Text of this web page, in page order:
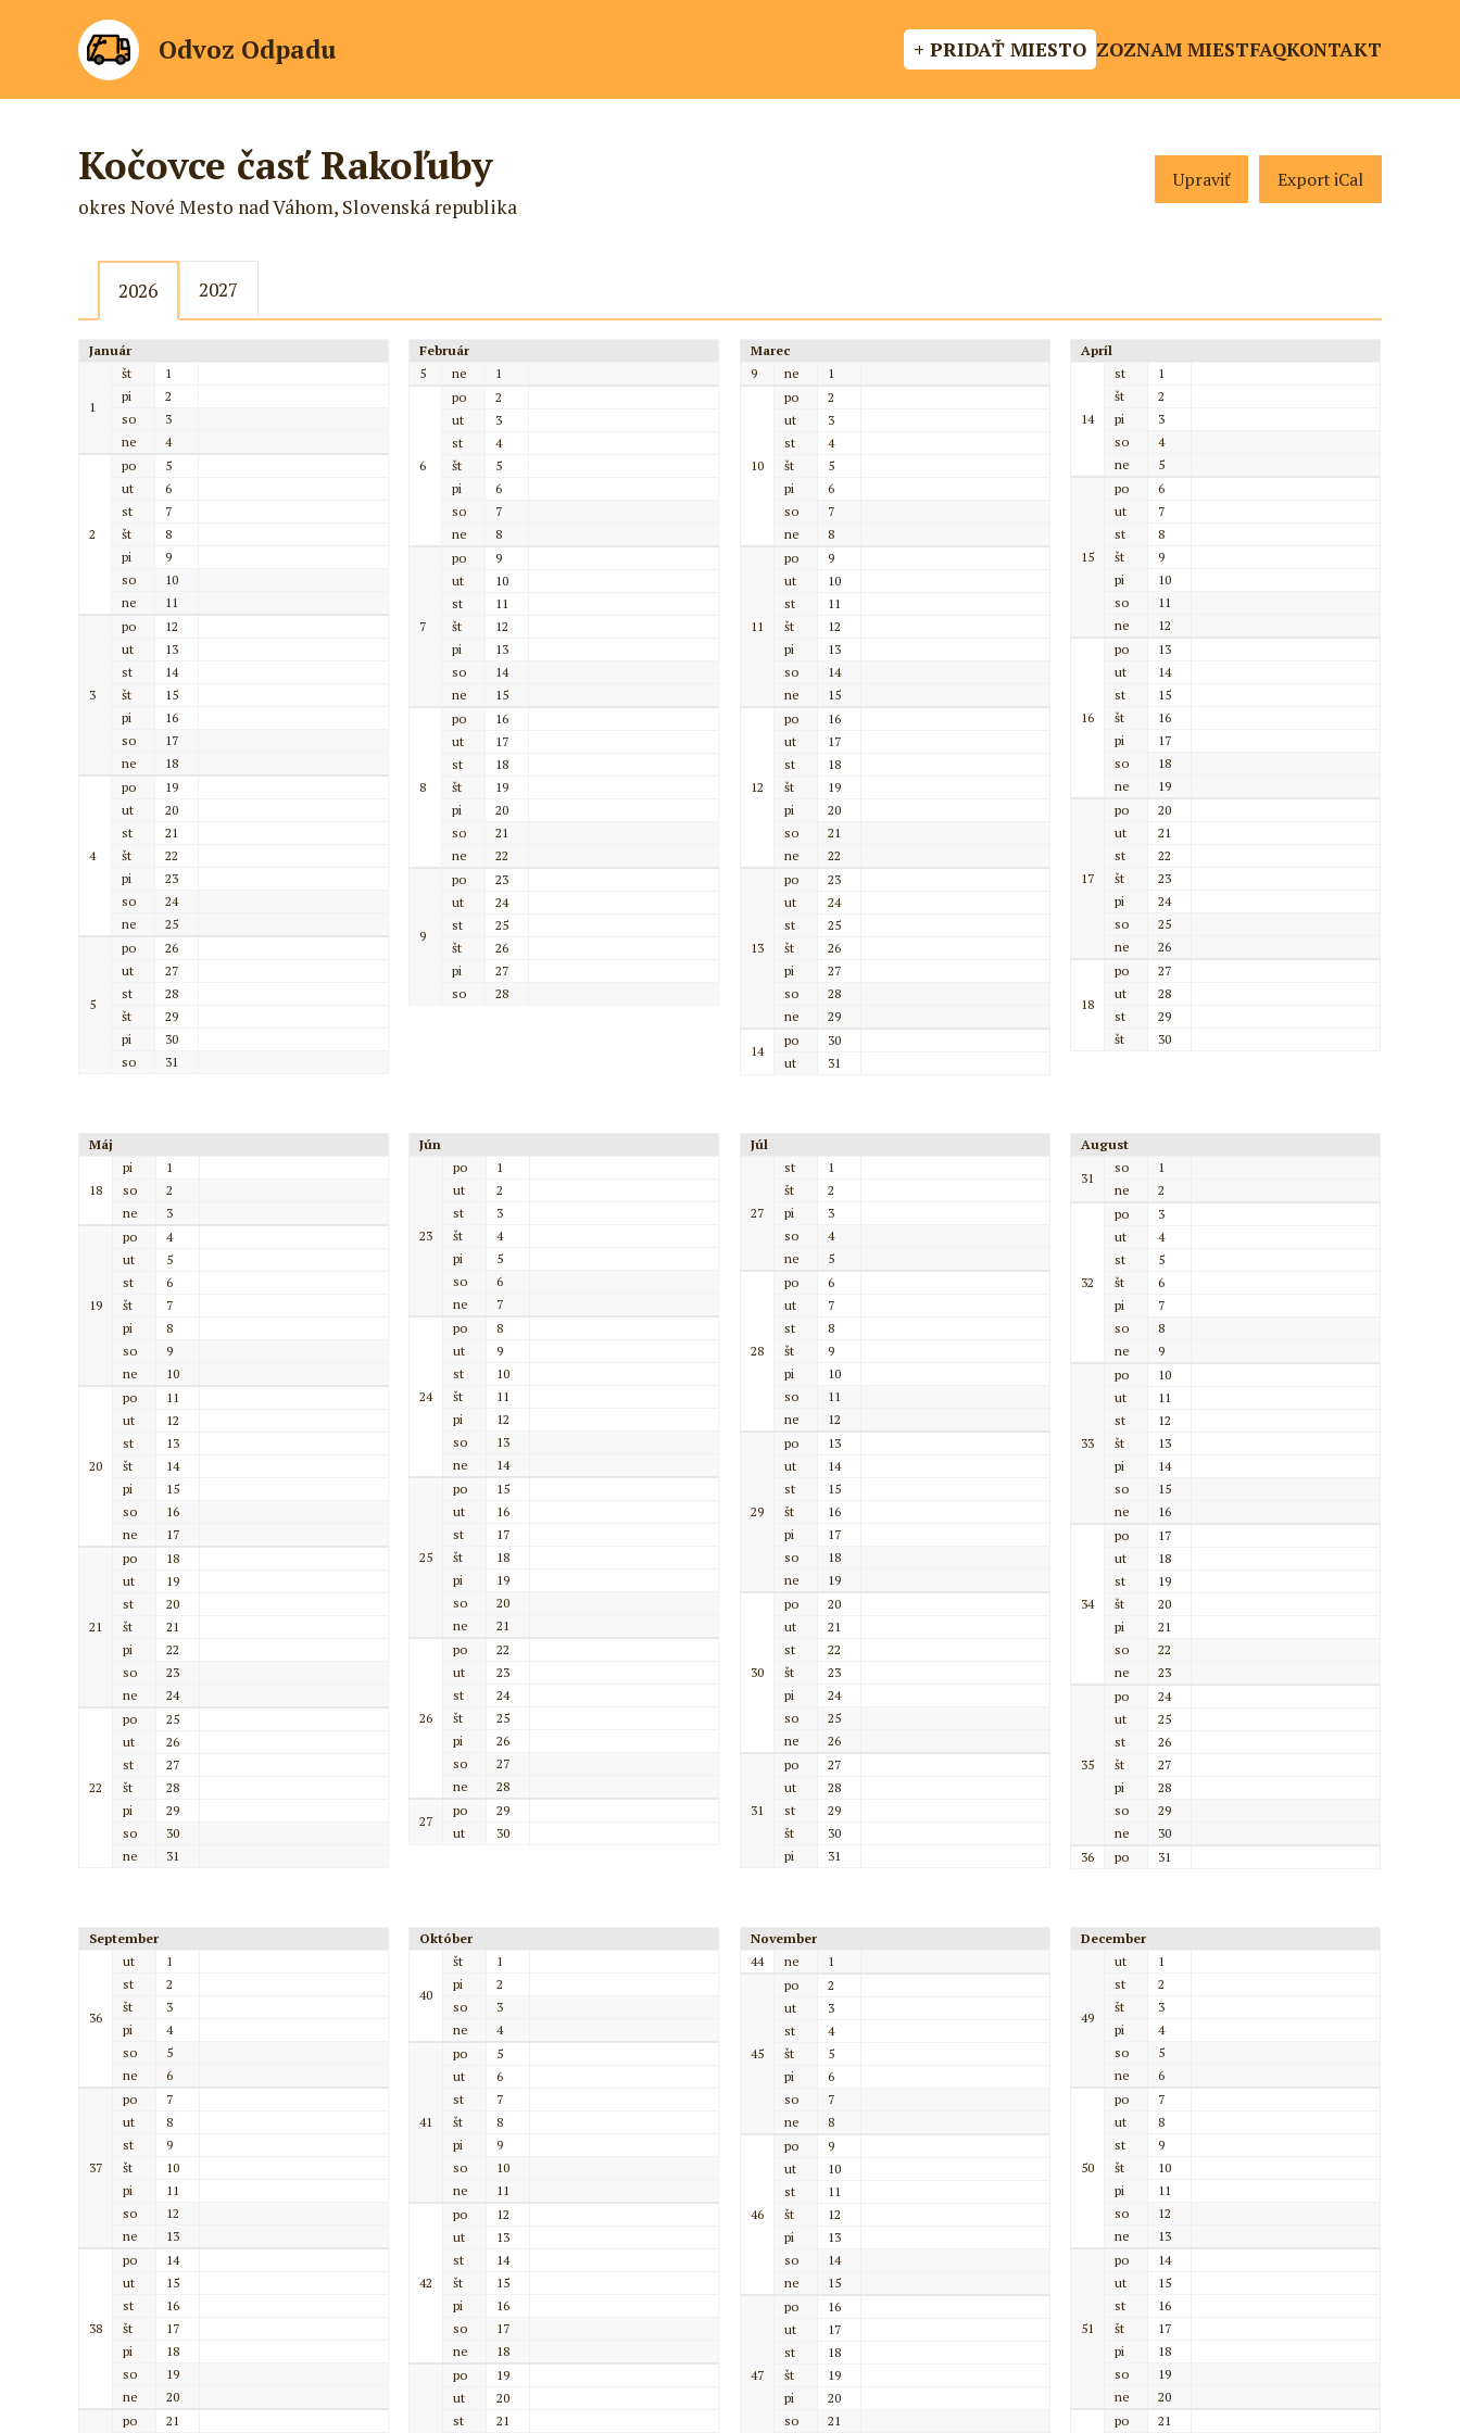
Odvoz Odpadu + PRIDAŤ MIESTO ZOZNAM MIESTFAQKONTAKT
Kočovce časť Rakoľuby
okres Nové Mesto nad Váhom, Slovenská republika
Upraviť Export iCal
2026 2027
Január
1
št
1
pi
2
so
3
ne
4
2
po
5
ut
6
st
7
št
8
pi
9
so
10
ne
11
3
po
12
ut
13
st
14
št
15
pi
16
so
17
ne
18
4
po
19
ut
20
st
21
št
22
pi
23
so
24
ne
25
5
po
26
ut
27
st
28
št
29
pi
30
so
31
Február
5
ne 1
6
po
2
ut
3
st
4
št
5
pi
6
so
7
ne
8
7
po
9
ut
10
st
11
št
12
pi
13
so
14
ne
15
8
po
16
ut
17
st
18
št
19
pi
20
so
21
ne
22
9
po
23
ut
24
st
25
št
26
pi
27
so
28
Marec
9
ne 1
10
po
2
ut
3
st
4
št
5
pi
6
so
7
ne
8
11
po
9
ut
10
st
11
št
12
pi
13
so
14
ne
15
12
po
16
ut
17
st
18
št
19
pi
20
so
21
ne
22
13
po
23
ut
24
st
25
št
26
pi
27
so
28
ne
29
14
po
30
ut
31
Apríl
14
st
1
št
2
pi
3
so
4
ne
5
15
po
6
ut
7
st
8
št
9
pi
10
so
11
ne
12
16
po
13
ut
14
st
15
št
16
pi
17
so
18
ne
19
17
po
20
ut
21
st
22
št
23
pi
24
so
25
ne
26
18
po
27
ut
28
st
29
št
30
Máj
18
pi
1
so
2
ne
3
19
po
4
ut
5
st
6
št
7
pi
8
so
9
ne
10
20
po
11
ut
12
st
13
št
14
pi
15
so
16
ne
17
21
po
18
ut
19
st
20
št
21
pi
22
so
23
ne
24
22
po
25
ut
26
st
27
št
28
pi
29
so
30
ne
31
Jún
23
po
1
ut
2
st
3
št
4
pi
5
so
6
ne
7
24
po
8
ut
9
st
10
št
11
pi
12
so
13
ne
14
25
po
15
ut
16
st
17
št
18
pi
19
so
20
ne
21
26
po
22
ut
23
st
24
št
25
pi
26
so
27
ne
28
27
po
29
ut
30
Júl
27
st
1
št
2
pi
3
so
4
ne
5
28
po
6
ut
7
st
8
št
9
pi
10
so
11
ne
12
29
po
13
ut
14
st
15
št
16
pi
17
so
18
ne
19
30
po
20
ut
21
st
22
št
23
pi
24
so
25
ne
26
31
po
27
ut
28
st
29
št
30
pi
31
August
31
so
1
ne
2
32
po
3
ut
4
st
5
št
6
pi
7
so
8
ne
9
33
po
10
ut
11
st
12
št
13
pi
14
so
15
ne
16
34
po
17
ut
18
st
19
št
20
pi
21
so
22
ne
23
35
po
24
ut
25
st
26
št
27
pi
28
so
29
ne
30
36
po 31
September
36
ut
1
st
2
št
3
pi
4
so
5
ne
6
37
po
7
ut
8
st
9
št
10
pi
11
so
12
ne
13
38
po
14
ut
15
st
16
št
17
pi
18
so
19
ne
20
po
21
Október
40
št
1
pi
2
so
3
ne
4
41
po
5
ut
6
st
7
št
8
pi
9
so
10
ne
11
42
po
12
ut
13
st
14
št
15
pi
16
so
17
ne
18
po
19
ut
20
st
21
November
44
ne 1
45
po
2
ut
3
st
4
št
5
pi
6
so
7
ne
8
46
po
9
ut
10
st
11
št
12
pi
13
so
14
ne
15
47
po
16
ut
17
st
18
št
19
pi
20
so
21
December
49
ut
1
st
2
št
3
pi
4
so
5
ne
6
50
po
7
ut
8
st
9
št
10
pi
11
so
12
ne
13
51
po
14
ut
15
st
16
št
17
pi
18
so
19
ne
20
po
21